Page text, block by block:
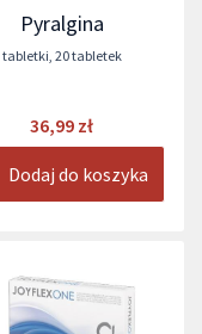
Pyralgina
tabletki, 20 tabletek
36,99 zł
Dodaj do koszyka